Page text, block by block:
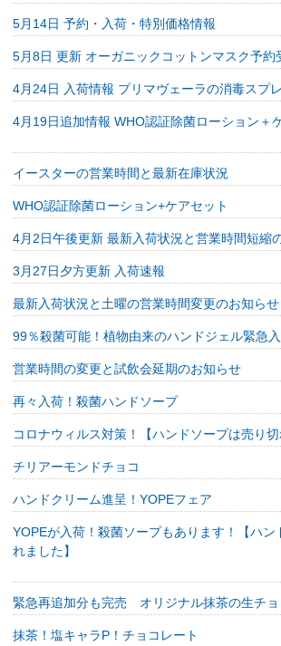
5月14日 予約・入荷・特別価格情報
5月8日 更新 オーガニックコットンマスク予約
4月24日 入荷情報 プリマヴェーラの消毒スプ
4月19日追加情報 WHO認証除菌ローション＋
イースターの営業時間と最新在庫状況
WHO認証除菌ローション+ケアセット
4月2日午後更新 最新入荷状況と営業時間短縮
3月27日夕方更新 入荷速報
最新入荷状況と土曜の営業時間変更のお知らせ
99％殺菌可能！植物由来のハンドジェル緊急
営業時間の変更と試飲会延期のお知らせ
再々入荷！殺菌ハンドソープ
コロナウィルス対策！【ハンドソープは売り切
チリアーモンドチョコ
ハンドクリーム進呈！YOPEフェア
YOPEが入荷！殺菌ソープもあります！【ハン
れました】
緊急再追加分も完売 オリジナル抹茶の生チョ
抹茶！塩キャラP！チョコレート